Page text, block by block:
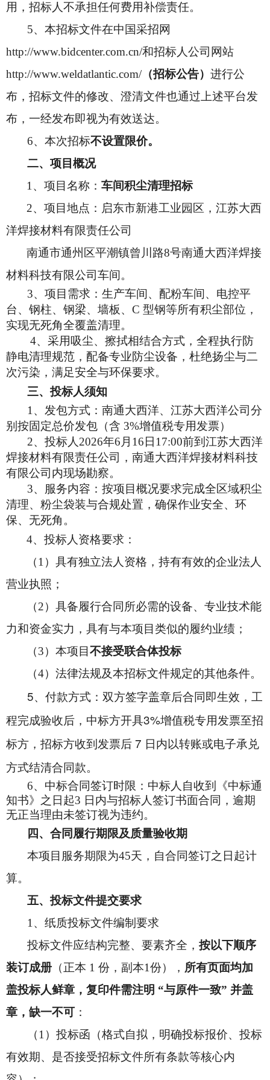
用，招标人不承担任何费用补偿责任。
5、本招标文件在中国采招网
http://www.bidcenter.com.cn/和招标人公司网站
http://www.weldatlantic.com/（招标公告） 进行公
布，招标文件的修改、澄清文件也通过上述平台发
布，一经发布即视为有效送达。
6、本次招标不设置限价。
二、项目概况
1 、项目名称： 车间积尘清理招标
2、项目地点： 启东市新港工业园区，江苏大西
洋焊接材料有限责任公司
南通市通州区平潮镇曾川路8号南通大西洋焊接
材料科技有限公司车间。
3、 项目需求 ： 生产车间、配粉车间、电控平
台、钢柱、钢梁、墙板、C 型钢等所有积尘部位，
实现无死角全覆盖清理。
4、采用吸尘、擦拭相结合方式，全程执行防
静电清理规范，配备专业防尘设备，杜绝扬尘与二
次污染，满足安全与环保要求。
三、投标人须知
1 、发包方式：南通大西洋、江苏大西洋公司分
别按固定总价发包（含 3%增值税专用发票）
2、 投标人2026年6月16日17:00前到江苏大西洋
焊接材料有限责任公司，南通大西洋焊接材料科技
有限公司内现场勘察。
3、服务内容：按项目概况要求完成全区域积尘
清理、粉尘袋装与合规处置，确保作业安全、环
保、无死角。
4、投标人资格要求：
（1）具有独立法人资格，持有有效的企业法人
营业执照；
（2）具备履行合同所必需的设备、专业技术能
力和资金实力，具有与本项目类似的履约业绩；
（3）本项目 不接受联合体投标
（4）法律法规及本招标文件规定的其他条件。
5、付款方式：双方签字盖章后合同即生效，工
程完成验收后，中标方开具3%增值税专用发票至招
标方，招标方收到发票后 7 日内以转账或电子承兑
方式结清合同款。
6、中标合同签订时限：中标人自收到《中标通
知书》之日起3 日内与招标人签订书面合同，逾期
无正当理由未签订视为违约。
四、合同履行期限及质量验收期
本项目服务期限为45天，自合同签订之日起计
算。
五、投标文件提交要求
1 、纸质投标文件编制要求
投标文件应结构完整、要素齐全， 按以下顺序
装订成册 （正本 1 份，副本1份）， 所有页面均加
盖投标人鲜章，复印件需注明 “与原件一致” 并盖
章，缺一不可 ：
（1）投标函（格式自拟，明确投标报价、投标
有效期、是否接受招标文件所有条款等核心内